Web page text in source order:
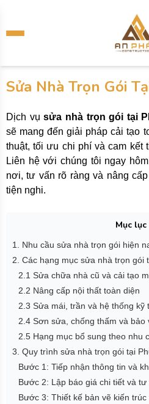
Sửa Nhà Trọn Gói
Dịch vụsửa nhà trọn gói tại
sẽ mang đến giải pháp cải tạo
thuật, tối ưu chi phí và cam kết
Liên hệ với chúng tôi ngay
nơi, tư vấn rõ ràng và nâng
tiện nghi.
Mục lục
1. Nhu cầu sửa nhà trọn gói hiện
2. Các hạng mục sửa nhà trọn gói
2.1 Sửa chữa nhà cũ và cải tạo
2.2 Nâng cấp nội thất toàn diện
2.3 Sửa mái, trần và hệ thống kỹ
2.4 Sơn sửa, chống thấm và bảo
2.5 Hạng mục bổ sung theo nhu
3. Quy trình sửa nhà trọn gói tại
Bước 1: Tiếp nhận thông tin và
Bước 2: Lập báo giá chi tiết và
Bước 3: Thiết kế bản vẽ kiến trúc